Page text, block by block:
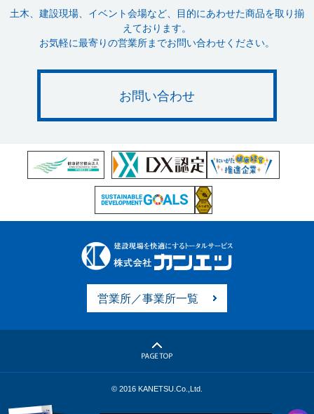
土木、建設現場、イベント会場など、目的にあわせた商品を取り揃
えております。
お気軽に最寄りの営業所までお問い合わせください。
お問い合わせ
営業所／事業所一覧
© 2016 KANETSU.Co.,Ltd.